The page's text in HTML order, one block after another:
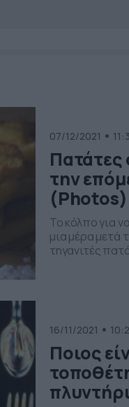
07/12/2021
Πατάτες
την
(Photos)
Το κόλπο για
μια μέρα μετά
τηγανιτές
16/11/2021
Ποιος